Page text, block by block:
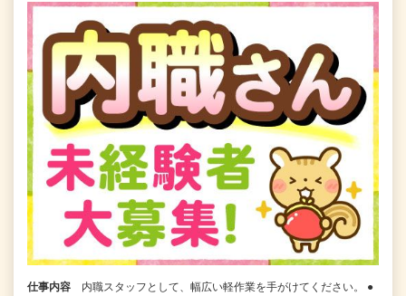
仕事内容
内職スタッフとして、幅広い軽作業を手がけてください。 ●